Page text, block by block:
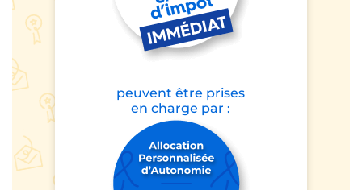
peuvent être prises
en charge par :